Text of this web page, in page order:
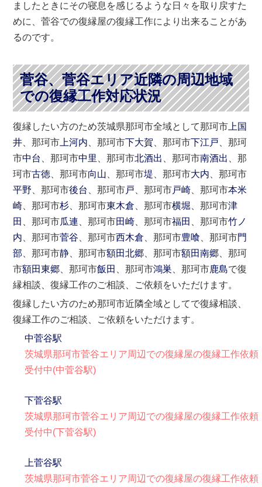
ましたときにその寝息を感じるような日々を取り戻すた
めに、菅谷での復縁屋の復縁工作により出来ることがあ
るのです。
菅谷、菅谷エリア近隣の周辺地域
での復縁工作対応状況
復縁したい方のため茨城県那珂市全域として那珂市 上国
井 、那珂市 上河内 、那珂市下大賀 、那珂市下江戸 、那珂
市中台 、那珂市中里 、那珂市北酒出 、那珂市南酒出
、那
珂市古徳 、那珂市向山 、那珂市堤 、那珂市大内 、那珂市
平野 、那珂市後台 、那珂市戸 、那珂市戸崎 、那珂市本米
崎 、那珂市杉 、那珂市東木倉 、那珂市横堀 、那珂市津
田
、那珂市瓜連 、那珂市田崎 、那珂市福田 、那珂市竹ノ
内 、那珂市菅谷 、那珂市西木倉 、那珂市豊喰 、那珂市門
部 、那珂市静 、那珂市額田北郷 、那珂市額田南郷 、那珂
市額田東郷 、那珂市飯田 、那珂市鴻巣 、那珂市鹿島で復
縁相談、復縁工作のご相談、ご依頼をいただけます。
復縁したい方のため那珂市近隣全域としてで復縁相談、
復縁工作のご相談、ご依頼をいただけます。
中菅谷駅
茨城県那珂市菅谷エリア周辺での復縁屋の復縁工作依頼
受付中(中菅谷駅)
下菅谷駅
茨城県那珂市菅谷エリア周辺での復縁屋の復縁工作依頼
受付中(下菅谷駅)
上菅谷駅
茨城県那珂市菅谷エリア周辺での復縁屋の復縁工作依頼